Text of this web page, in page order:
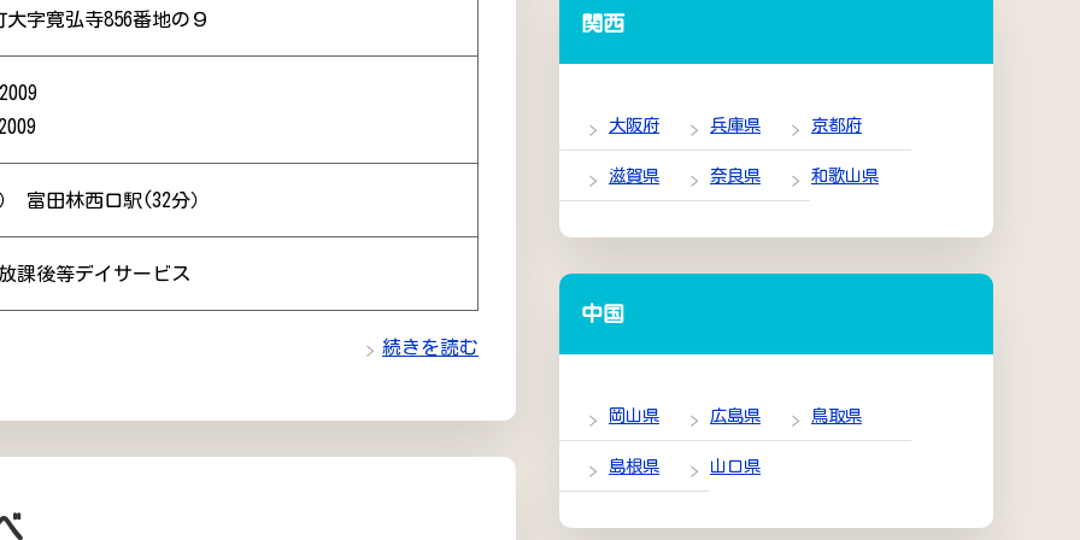
字寛弘寺856番地の９
富田林西口駅(32分）
課後等デイサービス
続きを読む
関西
大阪府 兵庫県 京都府
滋賀県 奈良県 和歌山県
中国
岡山県 広島県 鳥取県
島根県 山口県